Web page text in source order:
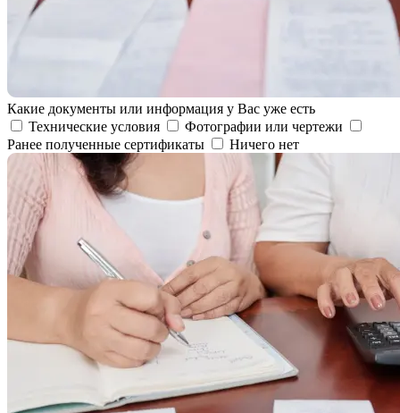
Какие документы или информация у Вас уже есть
Технические условия
Фотографии или чертежи
Ранее полученные сертификаты
Ничего нет